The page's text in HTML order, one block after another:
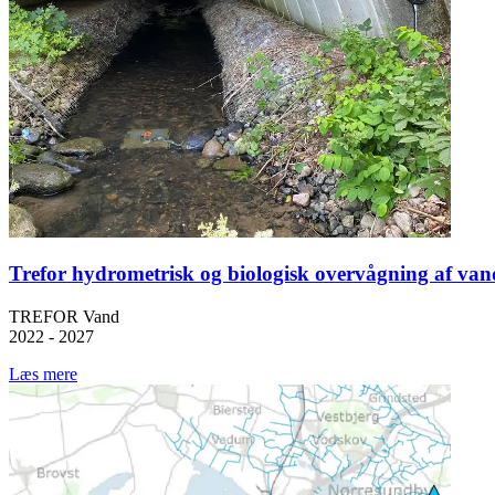
Trefor hydrometrisk og biologisk overvågning af
TREFOR Vand
2022 - 2027
Læs mere